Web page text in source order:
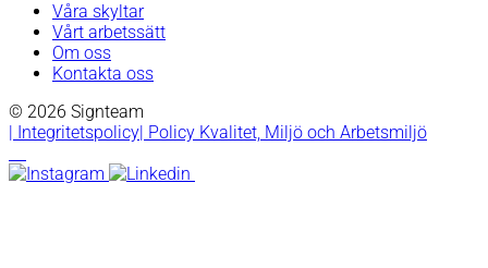
Våra skyltar
Vårt arbetssätt
Om oss
Kontakta oss
© 2026 Signteam
| Integritetspolicy | Policy Kvalitet, Miljö och Arbetsmiljö